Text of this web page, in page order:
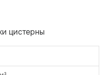
цистерны